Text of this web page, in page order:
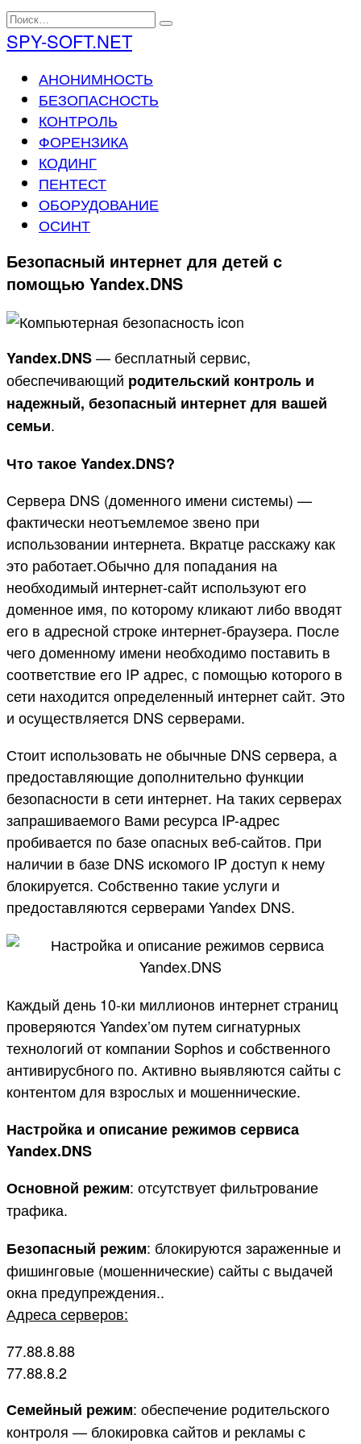
Перейти
к
содержанию
Search
for:
SPY-SOFT.NET
АНОНИМНОСТЬ
БЕЗОПАСНОСТЬ
КОНТРОЛЬ
ФОРЕНЗИКА
КОДИНГ
ПЕНТЕСТ
ОБОРУДОВАНИЕ
ОСИНТ
Безопасный интернет для детей с
помощью Yandex.DNS
Yandex.DNS— бесплатный сервис,
обеспечивающий родительский контроль и
надежный, безопасный интернет для вашей
семьи.
Что такое Yandex.DNS?
Сервера DNS (доменного имени системы) —
фактически неотъемлемое звено при
использовании интернетa. Вкратце расскажу как
это работает.Обычно для попадания на
необходимый интернет-сайт используют его
доменное имя, по которому кликают либо вводят
его в адресной строке интернет-браузера. После
чего доменному имени необходимо поставить в
соответствие его IP адрес, с помощью которого в
сети находится определенный интернет сайт. Это
и осуществляется DNS серверами.
Стоит использовать не обычные DNS сервера, а
предоставляющие дополнительно функции
безопасности в сети интернет. На таких серверах
запрашиваемого Вами ресурса IP-адрес
пробивается по базе опасных веб-сайтов. При
наличии в базе DNS искомого IP доступ к нему
блокируется. Собственно такие услуги и
предоставляются серверами Yandex DNS.
Каждый день 10-ки миллионов интернет страниц
проверяются Yandex’ом путем сигнатурных
технологий от компании Sophos и собственного
антивирусбного по. Активно выявляются сайты с
контентом для взрослых и мошеннические.
Настройка и описание режимов сервиса
Yandex.DNS
Основной режим: отсутствует фильтрование
трафика.
Безопасный режим: блокируются зараженные и
фишинговые (мошеннические) сайты с выдачей
окна предупреждения..
Адреса серверов:
77.88.8.88
77.88.8.2
Семейный режим: обеспечение родительского
контроля — блокировка сайтов и рекламы с